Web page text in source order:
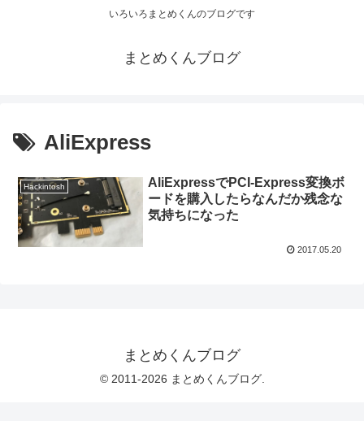
いろいろまとめくんのブログです
まとめくんブログ
AliExpress
Hackintosh
AliExpressでPCI-Express変換ボ
ードを購入したらなんだか残念な
気持ちになった
2017.05.20
まとめくんブログ
© 2011-2026 まとめくんブログ.